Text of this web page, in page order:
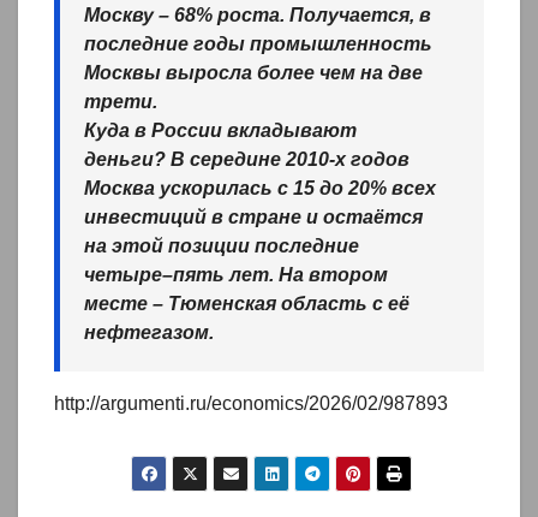
Москву – 68% роста. Получается, в
последние годы промышленность
Москвы выросла более чем на две
трети.
Куда в России вкладывают
деньги? В середине 2010-х годов
Москва ускорилась с 15 до 20% всех
инвестиций в стране и остаётся
на этой позиции последние
четыре–пять лет. На втором
месте – Тюменская область с её
нефтегазом.
http://argumenti.ru/economics/2026/02/987893